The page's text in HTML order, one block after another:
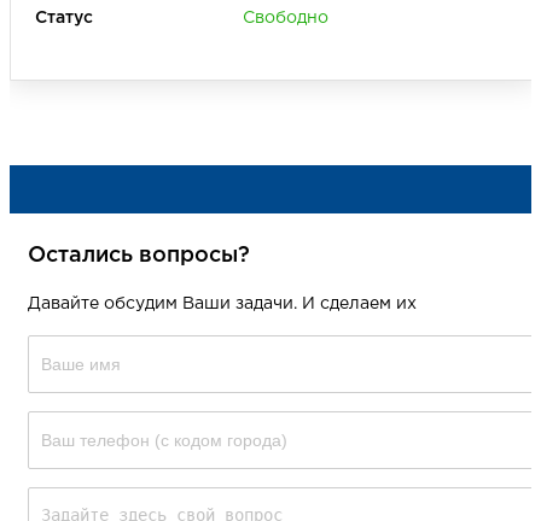
Свободно
Остались вопросы?
Давайте обсудим Ваши задачи. И сделаем их